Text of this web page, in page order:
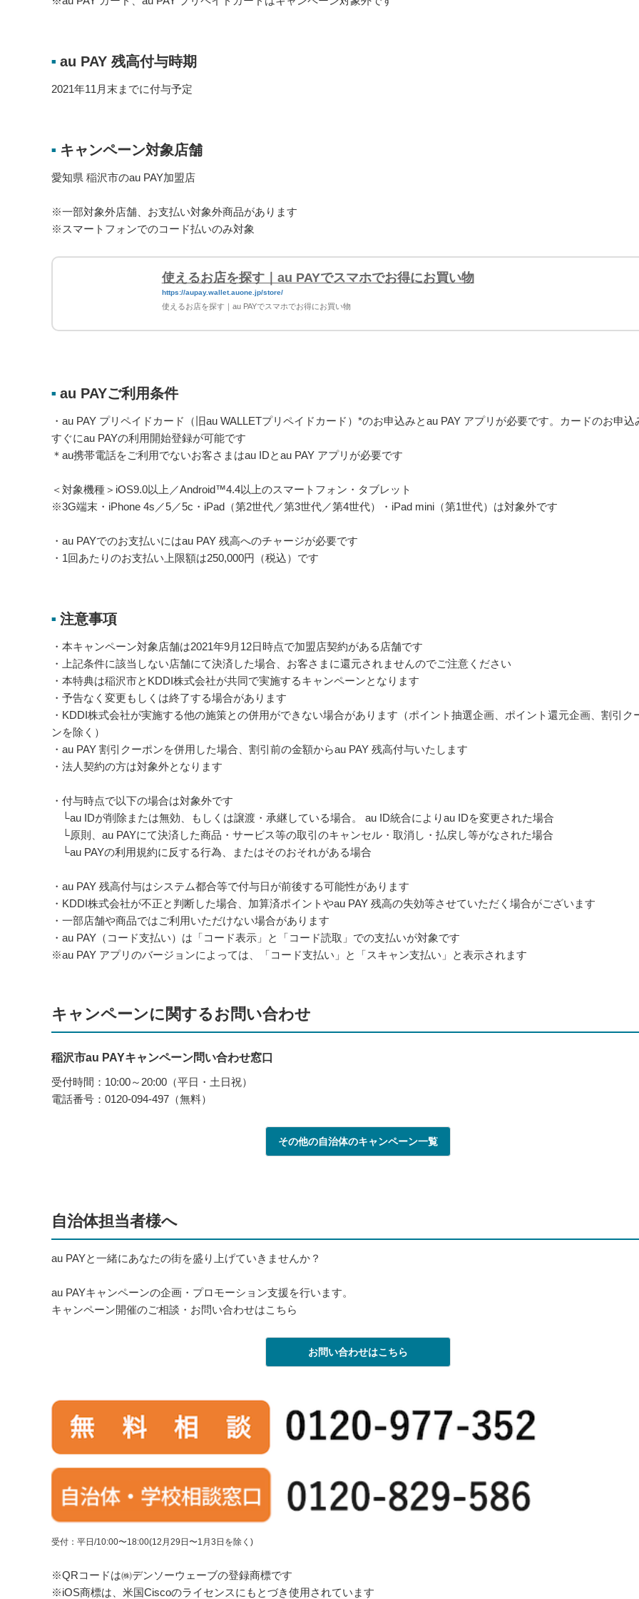
■ au PAY 残高付与時期
2021年11月末までに付与予定
■ キャンペーン対象店舗
愛知県 稲沢市のau PAY加盟店
※一部対象外店舗、お支払い対象外商品があります
※スマートフォンでのコード払いのみ対象
使えるお店を探す｜au PAYでスマホでお得にお買い物
https://aupay.wallet.auone.jp/store/
使えるお店を探す｜au PAYでスマホでお得にお買い物
■ au PAYご利用条件
・au PAY プリペイドカード（旧au WALLETプリペイドカード）*のお申込みとau PAY アプリが必要です。カードのお申込
すぐにau PAYの利用開始登録が可能です
＊au携帯電話をご利用でないお客さまはau IDとau PAY アプリが必要です
＜対象機種＞iOS9.0以上／Android™4.4以上のスマートフォン・タブレット
※3G端末・iPhone 4s／5／5c・iPad（第2世代／第3世代／第4世代）・iPad mini（第1世代）は対象外です
・au PAYでのお支払いにはau PAY 残高へのチャージが必要です
・1回あたりのお支払い上限額は250,000円（税込）です
■ 注意事項
・本キャンペーン対象店舗は2021年9月12日時点で加盟店契約がある店舗です
・上記条件に該当しない店舗にて決済した場合、お客さまに還元されませんのでご注意ください
・本特典は稲沢市とKDDI株式会社が共同で実施するキャンペーンとなります
・予告なく変更もしくは終了する場合があります
・KDDI株式会社が実施する他の施策との併用ができない場合があります（ポイント抽選企画、ポイント還元企画、割引ク
ンを除く）
・au PAY 割引クーポンを併用した場合、割引前の金額からau PAY 残高付与いたします
・法人契約の方は対象外となります
・付与時点で以下の場合は対象外です
└au IDが削除または無効、もしくは譲渡・承継している場合。 au ID統合によりau IDを変更された場合
└原則、au PAYにて決済した商品・サービス等の取引のキャンセル・取消し・払戻し等がなされた場合
└au PAYの利用規約に反する行為、またはそのおそれがある場合
・au PAY 残高付与はシステム都合等で付与日が前後する可能性があります
・KDDI株式会社が不正と判断した場合、加算済ポイントやau PAY 残高の失効等させていただく場合がございます
・一部店舗や商品ではご利用いただけない場合があります
・au PAY（コード支払い）は「コード表示」と「コード読取」での支払いが対象です
※au PAY アプリのバージョンによっては、「コード支払い」と「スキャン支払い」と表示されます
キャンペーンに関するお問い合わせ
稲沢市au PAYキャンペーン問い合わせ窓口
受付時間：10:00～20:00（平日・土日祝）
電話番号：0120-094-497（無料）
その他の自治体のキャンペーン一覧
自治体担当者様へ
au PAYと一緒にあなたの街を盛り上げていきませんか？
au PAYキャンペーンの企画・プロモーション支援を行います。
キャンペーン開催のご相談・お問い合わせはこちら
お問い合わせはこちら
受付：平日/10:00〜18:00(12月29日〜1月3日を除く)
※QRコードは㈱デンソーウェーブの登録商標です
※iOS商標は、米国Ciscoのライセンスにもとづき使用されています